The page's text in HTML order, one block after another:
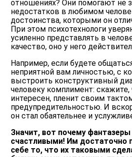
отношениях? Они помогают не
недостатков в любимом
достоинства, которыми он
При этом психотехнологи
усиленно представлять в
качество, оно у него
Например, если будете
неприятной вам личностью, с
выстроить конструктивный
человеку комплимент:
интересен, пленит своим
предупредительностью. И
он стал обаятельнее и
Значит, вот почему
счастливыми! Им достаточно
себе то, что их таковыми